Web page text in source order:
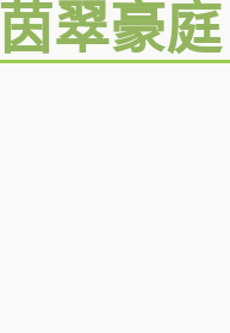
茵翠豪